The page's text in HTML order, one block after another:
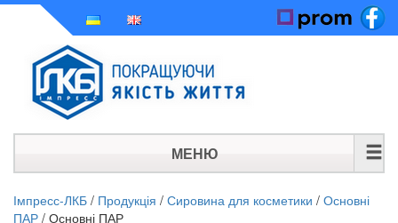
МЕНЮ
Імпресс-ЛКБ / Продукція / Сировина для косметики / Основні
ПАР / Основні ПАР